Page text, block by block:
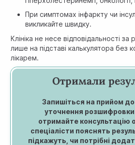
При симптомах інфаркту чи
викликайте швидку.
Клініка не несе відповідальності за
лише на підставі калькулятора без
лікарем.
Отримали
Запишіться на прийом до
уточнення
отримайте консультацію
спеціалісти пояснять
підкажуть, чи потрібні